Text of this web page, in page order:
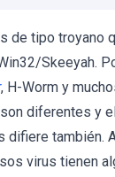
de tipo troyano
Skeeyah.
, H-Worm y
diferentes y
difiere también.
virus tienen